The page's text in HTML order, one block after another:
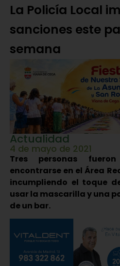
La Policía Local
sanciones este
semana
Actualidad
4 de mayo de 2021
Tres personas
encontrarse en el Área
incumpliendo el toque
usar la mascarilla y una
de un bar.